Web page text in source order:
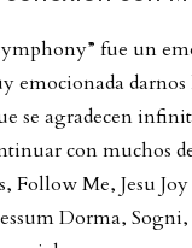
fue un
emocionada
se agradecen
con muchos
Follow Me, Jesu
Dorma,